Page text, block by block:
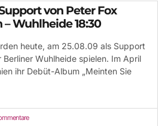
von Peter Fox
– Wuhlheide 18:30
heute, am 25.08.09 als Support
Berliner Wuhlheide spielen. Im April
ihr Debüt-Album „Meinten Sie